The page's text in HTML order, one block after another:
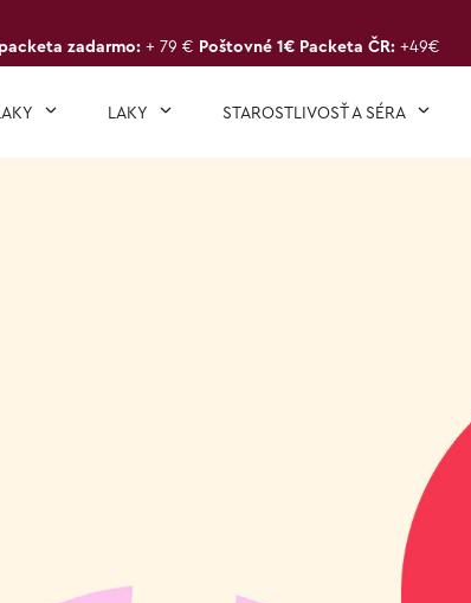
zadarmo: + 79 € Poštovné 1€ Packeta ČR: +49€
LAKY STAROSTLIVOSŤ A SÉRA